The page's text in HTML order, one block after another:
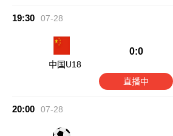
19:30 07-28
中国U18
0:0
直播中
20:00 07-28